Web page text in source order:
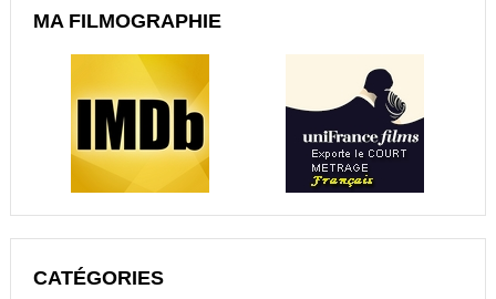
MA FILMOGRAPHIE
CATÉGORIES